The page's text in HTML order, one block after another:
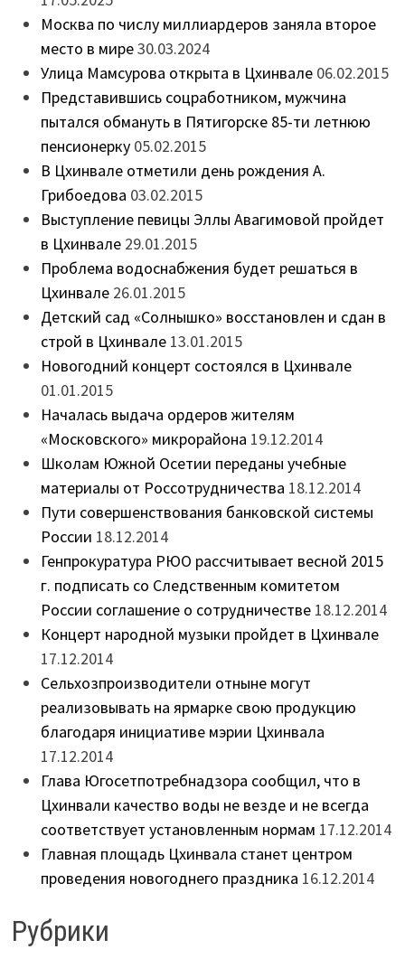
Москва по числу миллиардеров заняла второе
место в мире30.03.2024
Улица Мамсурова открыта в Цхинвале 06.02.2015
Представившись соцработником, мужчина
пытался обмануть в Пятигорске 85-ти летнюю
пенсионерку 05.02.2015
В Цхинвале отметили день рождения А.
Грибоедова 03.02.2015
Выступление певицы Эллы Авагимовой пройдет
в Цхинвале 29.01.2015
Проблема водоснабжения будет решаться в
Цхинвале 26.01.2015
Детский сад «Солнышко» восстановлен и сдан в
строй в Цхинвале 13.01.2015
Новогодний концерт состоялся в Цхинвале
01.01.2015
Началась выдача ордеров жителям
«Московского» микрорайона 19.12.2014
Школам Южной Осетии переданы учебные
материалы от Россотрудничества 18.12.2014
Пути совершенствования банковской системы
России 18.12.2014
Генпрокуратура РЮО рассчитывает весной 2015
г. подписать со Следственным комитетом
России соглашение о сотрудничестве 18.12.2014
Концерт народной музыки пройдет в Цхинвале
17.12.2014
Сельхозпроизводители отныне могут
реализовывать на ярмарке свою продукцию
благодаря инициативе мэрии Цхинвала
17.12.2014
Глава Югосетпотребнадзора сообщил, что в
Цхинвали качество воды не везде и не всегда
соответствует установленным нормам 17.12.2014
Главная площадь Цхинвала станет центром
проведения новогоднего праздника 16.12.2014
Рубрики